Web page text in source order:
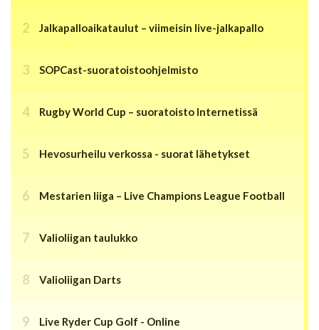
Jalkapalloaikataulut – viimeisin live-jalkapallo
SOPCast-suoratoistoohjelmisto
Rugby World Cup – suoratoisto Internetissä
Hevosurheilu verkossa - suorat lähetykset
Mestarien liiga – Live Champions League Football
Valioliigan taulukko
Valioliigan Darts
Live Ryder Cup Golf - Online